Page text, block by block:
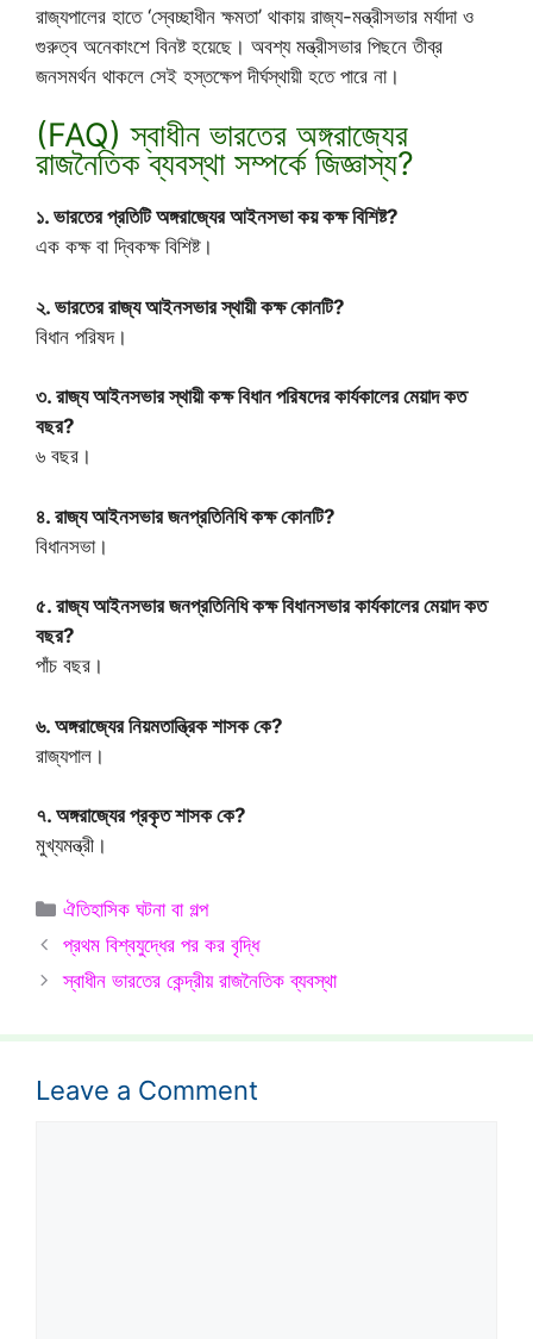
রাজ্যপালের হাতে ‘স্বেচ্ছাধীন ক্ষমতা’ থাকায় রাজ্য-মন্ত্রীসভার মর্যাদা ও
গুরুত্ব অনেকাংশে বিনষ্ট হয়েছে। অবশ্য মন্ত্রীসভার পিছনে তীব্র
জনসমর্থন থাকলে সেই হস্তক্ষেপ দীর্ঘস্থায়ী হতে পারে না।
(FAQ) স্বাধীন ভারতের অঙ্গরাজ্যের
রাজনৈতিক ব্যবস্থা সম্পর্কে জিজ্ঞাস্য?
১. ভারতের প্রতিটি অঙ্গরাজ্যের আইনসভা কয় কক্ষ বিশিষ্ট?
এক কক্ষ বা দ্বিকক্ষ বিশিষ্ট।
২. ভারতের রাজ্য আইনসভার স্থায়ী কক্ষ কোনটি?
বিধান পরিষদ।
৩. রাজ্য আইনসভার স্থায়ী কক্ষ বিধান পরিষদের কার্যকালের মেয়াদ কত
বছর?
৬ বছর।
৪. রাজ্য আইনসভার জনপ্রতিনিধি কক্ষ কোনটি?
বিধানসভা।
৫. রাজ্য আইনসভার জনপ্রতিনিধি কক্ষ বিধানসভার কার্যকালের মেয়াদ কত
বছর?
পাঁচ বছর।
৬. অঙ্গরাজ্যের নিয়মতান্ত্রিক শাসক কে?
রাজ্যপাল।
৭. অঙ্গরাজ্যের প্রকৃত শাসক কে?
মুখ্যমন্ত্রী।
Categories
ঐতিহাসিক ঘটনা বা গল্প
প্রথম বিশ্বযুদ্ধের পর কর বৃদ্ধি
স্বাধীন ভারতের কেন্দ্রীয় রাজনৈতিক ব্যবস্থা
Leave a Comment